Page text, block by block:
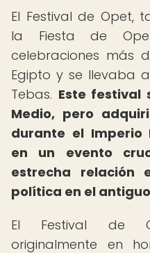
El Festival de Opet,
la Fiesta de
celebraciones más
Egipto y se llevaba
Tebas. Este festival
Medio, pero
durante el Imperio
en un evento
estrecha
política en el
El Festival de
originalmente en